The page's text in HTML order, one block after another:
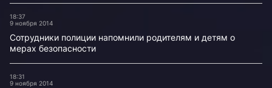
18:37
9 ноября 2014
Сотрудники полиции напомнили родителям и детям о
мерах безопасности
18:31
9 ноября 2014